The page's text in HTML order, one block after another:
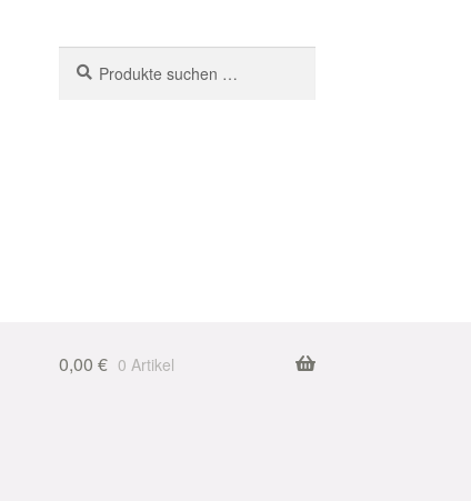
nach:
0,00 € 0 Artikel